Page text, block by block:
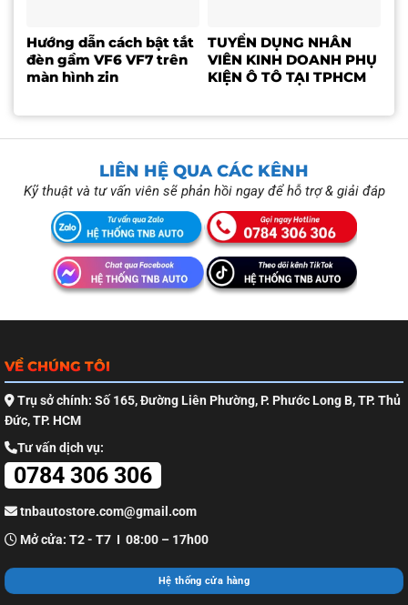
Hướng dẫn cách bật tắt
đèn gầm VF6 VF7 trên
màn hình zin
TUYỂN DỤNG NHÂN
VIÊN KINH DOANH PHỤ
KIỆN Ô TÔ TẠI TPHCM
LIÊN HỆ QUA CÁC KÊNH
Kỹ thuật và tư vấn viên sẽ phản hồi ngay để hỗ trợ & giải đáp
VỀ CHÚNG TÔI
Trụ sở chính: Số 165, Đường Liên Phường, P. Phước Long B, TP. Thủ
Đức, TP. HCM
Tư vấn dịch vụ:
0784 306 306
tnbautostore.com@gmail.com
Mở cửa: T2 - T7 I 08:00 – 17h00
Hệ thống cửa hàng